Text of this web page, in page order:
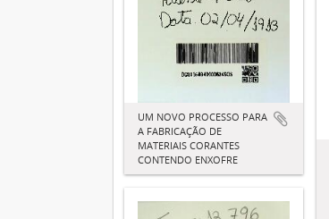
UM NOVO PROCESSO PARA
A FABRICAÇÃO DE
MATERIAIS CORANTES
CONTENDO ENXOFRE